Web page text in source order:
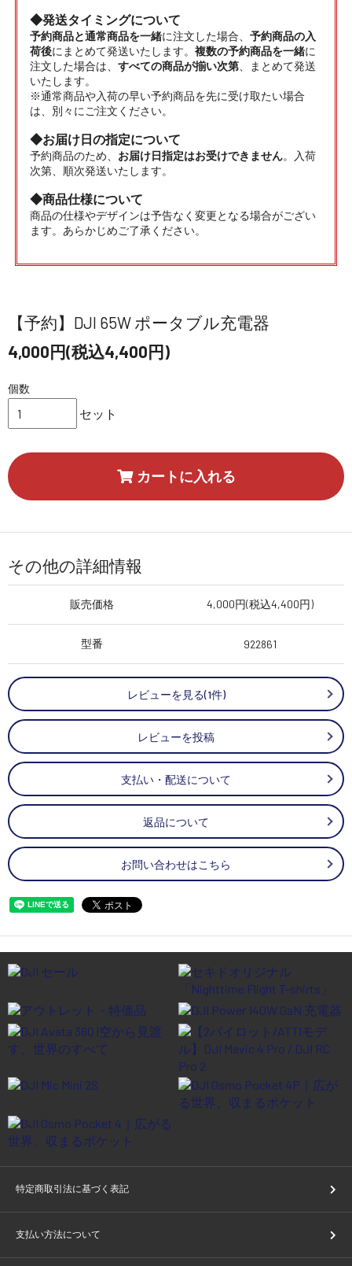
◆発送タイミングについて
予約商品と通常商品を一緒に注文した場合、 予約商品の入
荷後にまとめて発送いたします。 複数の予約商品を一緒に
注文した場合は、 すべての商品が揃い次第、まとめて発送
いたします。
※通常商品や入荷の早い予約商品を先に受け取たい場合
は、別々にご注文ください。
◆お届け日の指定について
予約商品のため、 お届け日指定はお受けできません。入荷
次第、順次発送いたします。
◆商品仕様について
商品の仕様やデザインは予告なく変更となる場合がござい
ます。あらかじめご了承ください。
【予約】DJI 65W ポータブル充電器
4,000円(税込4,400円)
個数
セット
カートに入れる
その他の詳細情報
販売価格 4,000円(税込4,400円)
型番 922861
レビューを見る(1件)
レビューを投稿
支払い・配送について
返品について
お問い合わせはこちら
特定商取引法に基づく表記
支払い方法について